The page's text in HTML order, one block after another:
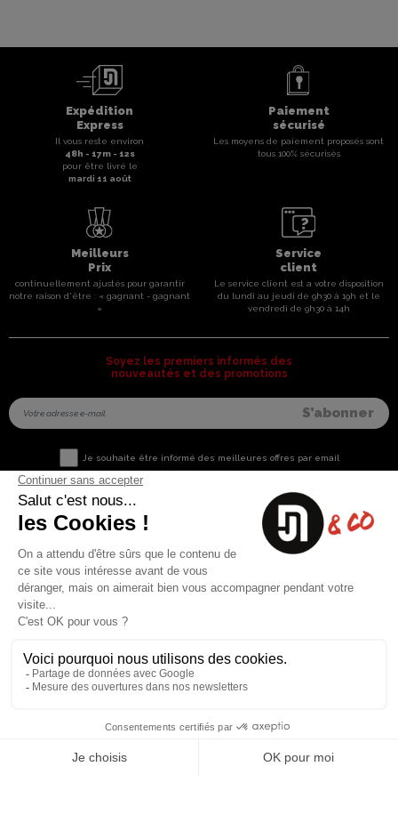
Expédition
Express
Il vous reste environ
48h - 17m - 11s
pour être livré le
mardi 11 août
Paiement
sécurisé
Les moyens de paiement proposés sont
tous 100% sécurisés
Meilleurs
Prix
continuellement ajustés pour garantir
notre raison d'être : « gagnant - gagnant
»
Service
client
Le service client est a votre disposition
du lundi au jeudi de 9h30 à 19h et le
vendredi de 9h30 à 14h
Soyez les premiers informés des
nouveautés et des promotions
Je souhaite être informé des meilleures offres par email
Nous contacter
8 rue du capitaine Jean Croisa
13009 Marseille
+33 (0)4 91 07 41 16
Informations utiles
Paiement sécurisé
Nos produits
Ventes Flash
Nouveaux Produits
Fiches de sécurité
A propos
Conditions générales (CGV)